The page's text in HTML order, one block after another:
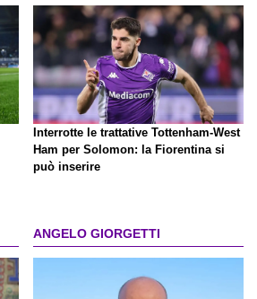
Interrotte le trattative Tottenham-West
Ham per Solomon: la Fiorentina si
può inserire
ANGELO GIORGETTI